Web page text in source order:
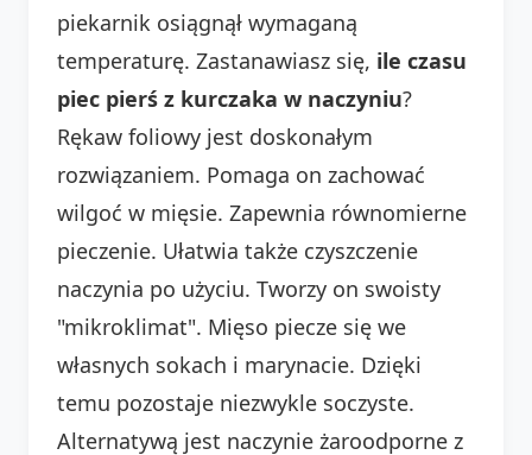
piekarnik osiągnął wymaganą
temperaturę. Zastanawiasz się, ile czasu
piec pierś z kurczaka w naczyniu?
Rękaw foliowy jest doskonałym
rozwiązaniem. Pomaga on zachować
wilgoć w mięsie. Zapewnia równomierne
pieczenie. Ułatwia także czyszczenie
naczynia po użyciu. Tworzy on swoisty
"mikroklimat". Mięso piecze się we
własnych sokach i marynacie. Dzięki
temu pozostaje niezwykle soczyste.
Alternatywą jest naczynie żaroodporne z